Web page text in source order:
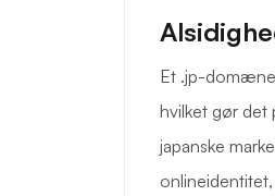
Et .jp-
hvilket gør det
japanske